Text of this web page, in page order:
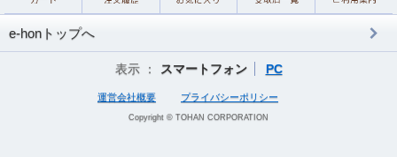
e-honトップへ
表示 ： スマートフォン PC
運営会社概要 プライバシーポリシー
Copyright © TOHAN CORPORATION